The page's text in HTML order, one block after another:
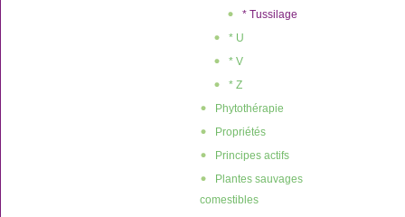
* Tussilage
* U
* V
* Z
Phytothérapie
Propriétés
Principes actifs
Plantes sauvages
comestibles